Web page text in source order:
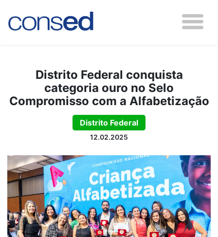
Distrito Federal conquista
categoria ouro no Selo
Compromisso com a Alfabetização
Distrito Federal
12.02.2025